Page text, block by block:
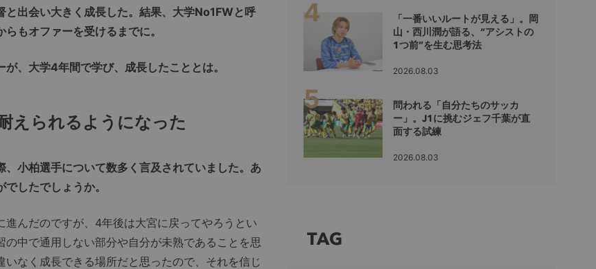
出会い大きく成長した。結果、大学No1FWと呼
もオファーを受けるまでに。
、大学4年間で学び、成長したこととは。
えられるようになった
小柏選手について数多く言及されていました。あ
したでしょうか。
んだのですが、4年後は大宮に戻ってやろうとい
中で通用しない部分や自分が未熟であることを思
なく成長できる場所だと思ったので、それを信じ
「一番いいルートが見える」。岡
山・西川潤が語る、“アシストの
1つ前”を生む思考法
2026.08.03
問われる「自分たちのサッカ
ー」。J1に挑むジェフ千葉が直
面する試練
2026.08.03
TAG